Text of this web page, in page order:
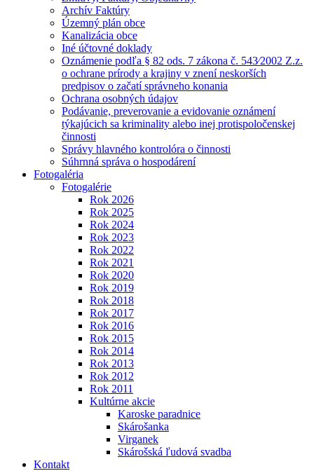
Archív Faktúry
Územný plán obce
Kanalizácia obce
Iné účtovné doklady
Oznámenie podľa § 82 ods. 7 zákona č. 543⁄2002 Z.z.
o ochrane prírody a krajiny v znení neskorších
predpisov o začatí správneho konania
Ochrana osobných údajov
Podávanie, preverovanie a evidovanie oznámení
týkajúcich sa kriminality alebo inej protispoločenskej
činnosti
Správy hlavného kontrolóra o činnosti
Súhrnná správa o hospodárení
Fotogaléria
Fotogalérie
Rok 2026
Rok 2025
Rok 2024
Rok 2023
Rok 2022
Rok 2021
Rok 2020
Rok 2019
Rok 2018
Rok 2017
Rok 2016
Rok 2015
Rok 2014
Rok 2013
Rok 2012
Rok 2011
Kultúrne akcie
Karoske paradnice
Skárošanka
Virganek
Skárošská ľudová svadba
Kontakt